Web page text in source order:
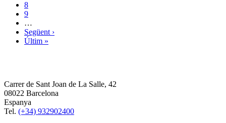
8
9
…
Següent ›
Últim »
Carrer de Sant Joan de La Salle, 42
08022 Barcelona
Espanya
Tel. (+34) 932902400